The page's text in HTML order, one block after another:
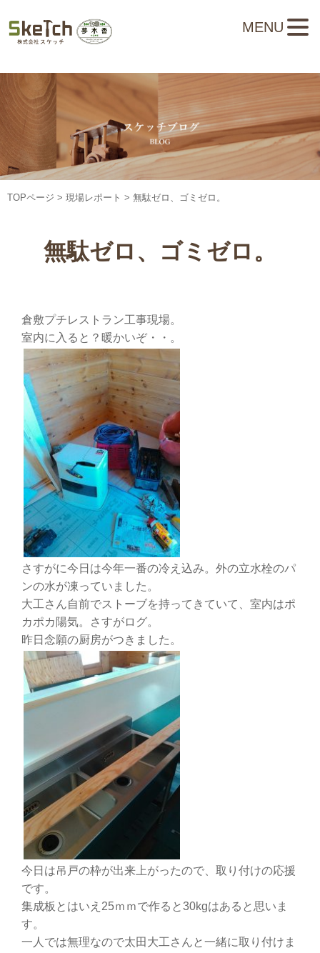
TOPページ > 現場レポート > 無駄ゼロ、ゴミゼロ。
無駄ゼロ、ゴミゼロ。
倉敷プチレストラン工事現場。
室内に入ると？暖かいぞ・・。
さすがに今日は今年一番の冷え込み。外の立水栓のパ
ンの水が凍っていました。
大工さん自前でストーブを持ってきていて、室内はポ
カポカ陽気。さすがログ。
昨日念願の厨房がつきました。
今日は吊戸の枠が出来上がったので、取り付けの応援
です。
集成板とはいえ25ｍｍで作ると30kgはあると思いま
す。
一人では無理なので太田大工さんと一緒に取り付けま
MENU